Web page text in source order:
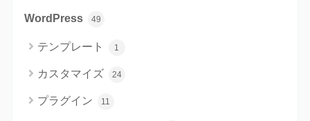
WordPress 49
テンプレート 1
カスタマイズ 24
プラグイン 11